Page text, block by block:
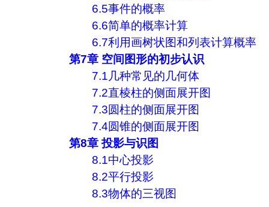
6.5事件的概率
6.6简单的概率计算
6.7利用画树状图和列表计算概率
第7章 空间图形的初步认识
7.1几种常见的几何体
7.2直棱柱的侧面展开图
7.3圆柱的侧面展开图
7.4圆锥的侧面展开图
第8章 投影与识图
8.1中心投影
8.2平行投影
8.3物体的三视图